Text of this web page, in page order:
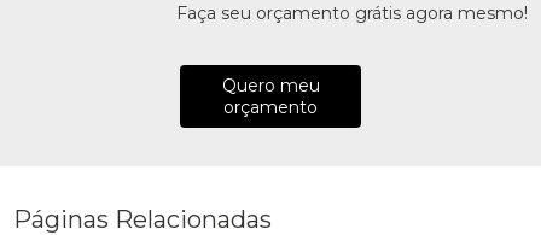
Faça seu orçamento grátis agora mesmo!
Quero meu
orçamento
Páginas Relacionadas